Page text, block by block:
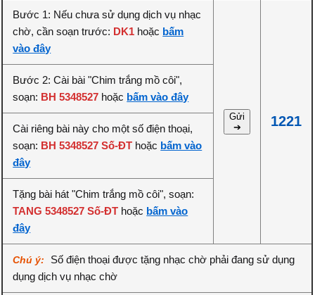
Bước 1: Nếu chưa sử dụng dịch vụ nhạc
chờ, cần soạn trước: DK1 hoặc bấm
vào đây
Gửi
➔
1221
Bước 2: Cài bài "Chim trắng mồ côi",
soạn: BH 5348527 hoặc bấm vào đây
Cài riêng bài này cho một số điện thoại,
soạn: BH 5348527 Số-ĐT hoặc bấm vào
đây
Tặng bài hát "Chim trắng mồ côi", soạn:
TANG 5348527 Số-ĐT hoặc bấm vào
đây
Chú ý:
Số điện thoại được tặng nhạc chờ phải đang sử dụng
dụng dịch vụ nhạc chờ